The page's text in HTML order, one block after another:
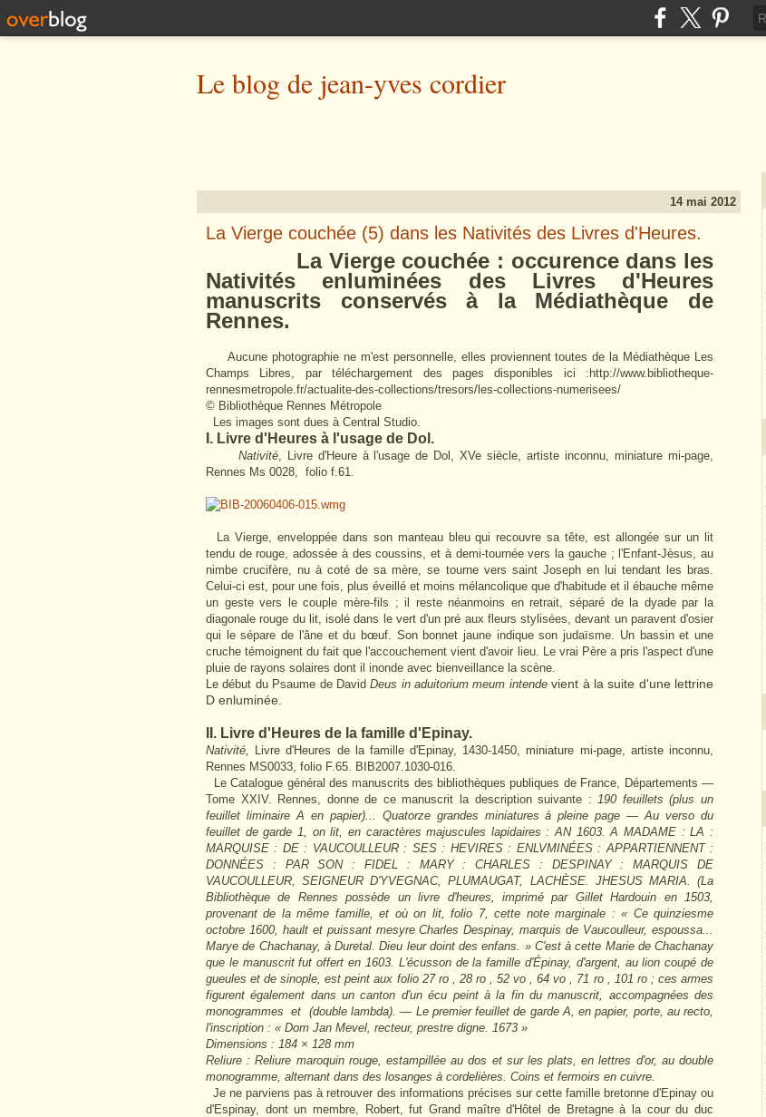
Le blog de jean-yves cordier
14 mai 2012
La Vierge couchée (5) dans les Nativités des Livres d'Heures.
La Vierge couchée : occurence dans les
Nativités enluminées des Livres d'Heures
manuscrits conservés à la Médiathèque de
Rennes.
Aucune photographie ne m'est personnelle, elles proviennent toutes de la Médiathèque Les
Champs Libres, par téléchargement des pages disponibles ici :http://www.bibliotheque-
rennesmetropole.fr/actualite-des-collections/tresors/les-collections-numerisees/
© Bibliothèque Rennes Métropole
Les images sont dues à Central Studio.
I. Livre d'Heures à l'usage de Dol.
Nativité, Livre d'Heure à l'usage de Dol, XVe siècle, artiste inconnu, miniature mi-page,
Rennes Ms 0028, folio f.61.
La Vierge, enveloppée dans son manteau bleu qui recouvre sa tête, est allongée sur un lit
tendu de rouge, adossée à des coussins, et à demi-tournée vers la gauche ; l'Enfant-Jèsus, au
nimbe crucifère, nu à coté de sa mère, se tourne vers saint Joseph en lui tendant les bras.
Celui-ci est, pour une fois, plus éveillé et moins mélancolique que d'habitude et il ébauche même
un geste vers le couple mère-fils ; il reste néanmoins en retrait, séparé de la dyade par la
diagonale rouge du lit, isolé dans le vert d'un pré aux fleurs stylisées, devant un paravent d'osier
qui le sépare de l'âne et du bœuf. Son bonnet jaune indique son judaïsme. Un bassin et une
cruche témoignent du fait que l'accouchement vient d'avoir lieu. Le vrai Père a pris l'aspect d'une
pluie de rayons solaires dont il inonde avec bienveillance la scène.
Le début du Psaume de DavidDeus in aduitorium meum intendevient à la suite d'une lettrine
D enluminée.
II. Livre d'Heures de la famille d'Epinay.
Nativité,
Livre d'Heures de la famille d'Epinay, 1430-1450, miniature mi-page, artiste inconnu,
Rennes MS0033, folio F.65. BIB2007.1030-016.
Le Catalogue général des manuscrits des bibliothèques publiques de France, Départements —
Tome XXIV. Rennes, donne de ce manuscrit la description suivante :190 feuillets (plus un
feuillet liminaire A en papier)... Quatorze grandes miniatures à pleine page — Au verso du
feuillet de garde 1, on lit, en caractères majuscules lapidaires : AN 1603. A MADAME : LA :
MARQUISE : DE : VAUCOULLEUR : SES : HEVIRES : ENLVMINÉES : APPARTIENNENT :
DONNÉES : PAR SON : FIDEL : MARY : CHARLES : DESPINAY : MARQUIS DE
VAUCOULLEUR, SEIGNEUR D'YVEGNAC, PLUMAUGAT, LACHÈSE. JHESUS MARIA. (La
Bibliothèque de Rennes possède un livre d'heures, imprimé par Gillet Hardouin en 1503,
provenant de la même famille, et où on lit, folio 7, cette note marginale : « Ce quinziesme
octobre 1600, hault et puissant mesyre Charles Despinay, marquis de Vaucoulleur, espoussa...
Marye de Chachanay, à Duretal. Dieu leur doint des enfans. » C'est à cette Marie de Chachanay
que le manuscrit fut offert en 1603. L'écusson de la famille d'Épinay, d'argent, au lion coupé de
gueules et de sinople, est peint aux folio 27 ro , 28 ro , 52 vo , 64 vo , 71 ro , 101 ro ; ces armes
figurent également dans un canton d'un écu peint à la fin du manuscrit, accompagnées des
monogrammes et (double lambda). — Le premier feuillet de garde A, en papier, porte, au recto,
l'inscription : « Dom Jan Mevel, recteur, prestre digne. 1673 »
Dimensions : 184 × 128 mm
Reliure : Reliure maroquin rouge, estampillée au dos et sur les plats, en lettres d'or, au double
monogramme, alternant dans des losanges à cordelières. Coins et fermoirs en cuivre.
Je ne parviens pas à retrouver des informations précises sur cette famille bretonne d'Epinay ou
d'Espinay, dont un membre, Robert, fut Grand maître d'Hôtel de Bretagne à la cour du duc